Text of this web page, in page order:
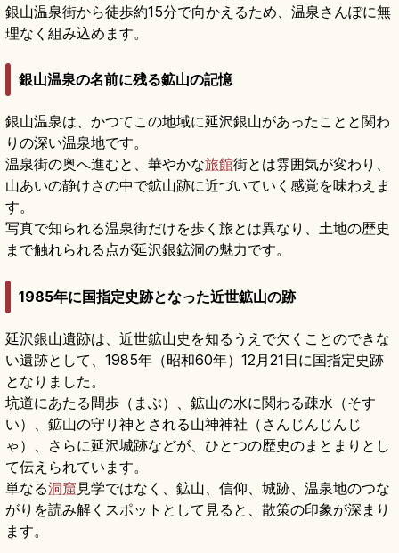
銀山温泉街から徒歩約15分で向かえるため、温泉さんぽに無
理なく組み込めます。
銀山温泉の名前に残る鉱山の記憶
銀山温泉は、かつてこの地域に延沢銀山があったことと関わ
りの深い温泉地です。
温泉街の奥へ進むと、華やかな旅館街とは雰囲気が変わり、
山あいの静けさの中で鉱山跡に近づいていく感覚を味わえま
す。
写真で知られる温泉街だけを歩く旅とは異なり、土地の歴史
まで触れられる点が延沢銀鉱洞の魅力です。
1985年に国指定史跡となった近世鉱山の跡
延沢銀山遺跡は、近世鉱山史を知るうえで欠くことのできな
い遺跡として、1985年（昭和60年）12月21日に国指定史跡
となりました。
坑道にあたる間歩（まぶ）、鉱山の水に関わる疎水（そす
い）、鉱山の守り神とされる山神神社（さんじんじんじ
ゃ）、さらに延沢城跡などが、ひとつの歴史のまとまりとし
て伝えられています。
単なる洞窟 見学ではなく、鉱山、信仰、城跡、温泉地のつな
がりを読み解くスポットとして見ると、散策の印象が深まり
ます。